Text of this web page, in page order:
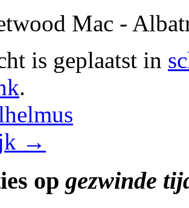
Mac -
is geplaatst in
.
→
op gezwinde